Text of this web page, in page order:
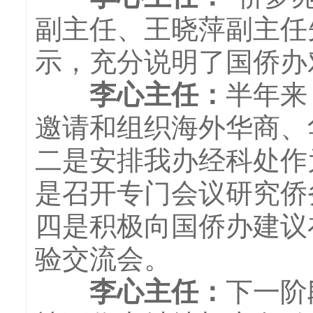
副主任、王晓萍副主
示，充分说明了国侨
李心主任： 半年
邀请和组织海外华商
二是安排我办经科处
是召开专门会议研究
四是积极向国侨办建
验交流会。
李心主任： 下一